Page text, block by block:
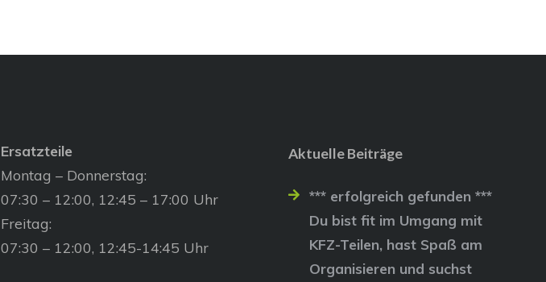
Ersatzteile
Montag – Donnerstag:
07:30 – 12:00, 12:45 – 17:00 Uhr
Freitag:
07:30 – 12:00, 12:45-14:45 Uhr
Aktuelle Beiträge
*** erfolgreich gefunden ***
Du bist fit im Umgang mit
KFZ-Teilen, hast Spaß am
Organisieren und suchst